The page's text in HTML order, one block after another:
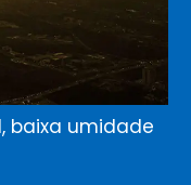
baixa umidade